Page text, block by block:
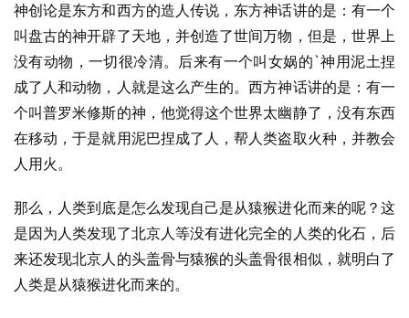
神创论是东方和西方的造人传说，东方神话讲的是：有一个
叫盘古的神开辟了天地，并创造了世间万物，但是，世界上
没有动物，一切很冷清。后来有一个叫女娲的`神用泥土捏
成了人和动物，人就是这么产生的。西方神话讲的是：有一
个叫普罗米修斯的神，他觉得这个世界太幽静了，没有东西
在移动，于是就用泥巴捏成了人，帮人类盗取火种，并教会
人用火。
那么，人类到底是怎么发现自己是从猿猴进化而来的呢？这
是因为人类发现了北京人等没有进化完全的人类的化石，后
来还发现北京人的头盖骨与猿猴的头盖骨很相似，就明白了
人类是从猿猴进化而来的。